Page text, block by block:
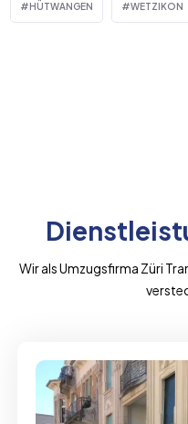
HÜTWANGEN WETZIKON
Wir als Umzugsfirma Züri